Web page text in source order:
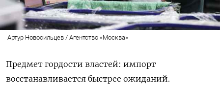
Артур Новосильцев / Агентство «Москва»
Предмет гордости властей: импорт
восстанавливается быстрее ожиданий.